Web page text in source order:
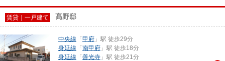
賃貸｜一戸建て 髙野邸
中央線 「 甲府 」駅 徒歩29分
身延線 「 南甲府 」駅 徒歩18分
身延線 「 善光寺 」駅 徒歩21分